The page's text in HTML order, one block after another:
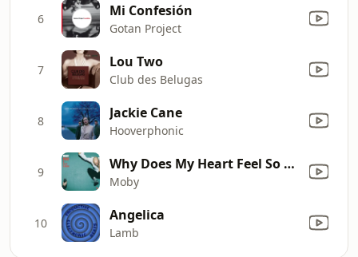
6 Mi Confesión
Gotan Project
7 Lou Two
Club des Belugas
8 Jackie Cane
Hooverphonic
9 Why Does My Heart Feel So Bad?
Moby
10 Angelica
Lamb